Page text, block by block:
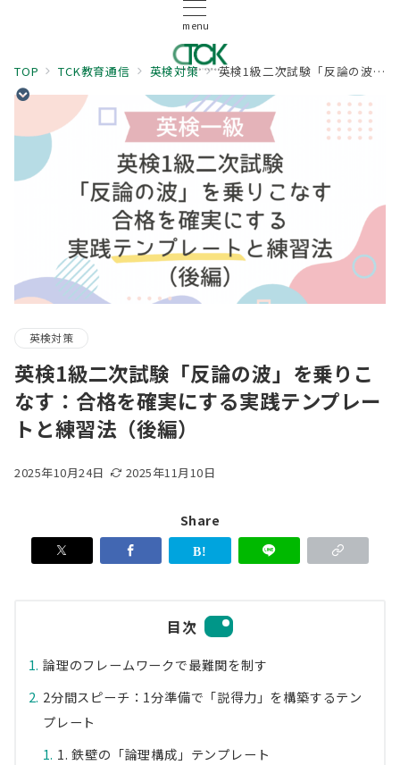
menu
TOP TCK教育通信 英検対策 英検1級二次試験「反論の波」を乗りこなす：合格を確実にする実践テンプレートと練習法（後編）
英検対策
英検1級二次試験「反論の波」を乗りこ
なす：合格を確実にする実践テンプレー
トと練習法（後編）
2025年10月24日 2025年11月10日
Share
目次
論理のフレームワークで最難関を制す
2分間スピーチ：1分準備で「説得力」を構築するテン
プレート
1. 鉄壁の「論理構成」テンプレート